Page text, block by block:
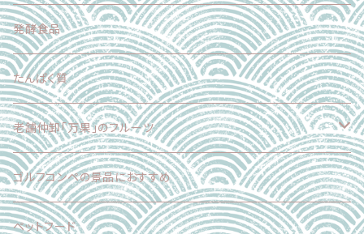
スイーツ
肉
乳製品
麺
スイーツ
加工食品
発酵食品
たんぱく質
老舗仲卸「万果」のフルーツ
フードロス削減企画
正品（ギフト対応可）
ゴルフコンペの景品におすすめ
ペットフード